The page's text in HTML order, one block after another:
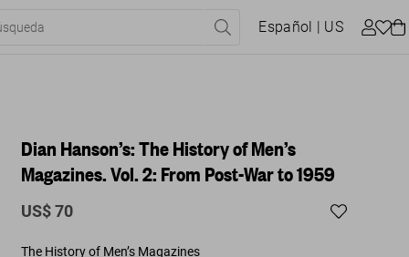
Español | US
Dian Hanson’s: The History of Men’s
Magazines. Vol. 2: From Post-War to 1959
US$ 70
The History of Men’s Magazines